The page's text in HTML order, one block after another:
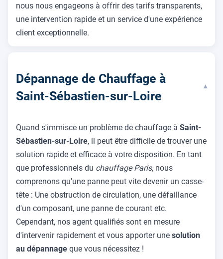
nous nous engageons à offrir des tarifs transparents,
une intervention rapide et un service d'une expérience
client exceptionnelle.
Dépannage de Chauffage à
Saint-Sébastien-sur-Loire
▾
Quand s'immisce un problème de chauffage à Saint-
Sébastien-sur-Loire, il peut être difficile de trouver une
solution rapide et efficace à votre disposition. En tant
que professionnels du chauffage Paris, nous
comprenons qu'une panne peut vite devenir un casse-
tête : Une obstruction de circulation, une défaillance
d'un composant, une panne de courant etc.
Cependant, nos agent qualifiés sont en mesure
d'intervenir rapidement et vous apporter une solution
au dépannage que vous nécessitez !